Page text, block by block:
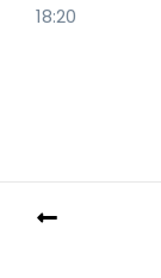
18:20